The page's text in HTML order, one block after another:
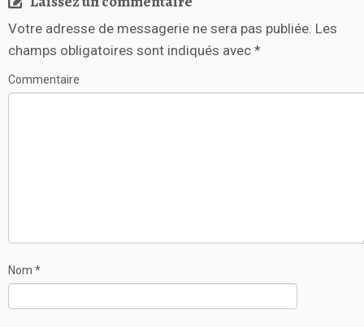
Votre adresse de messagerie ne sera pas publiée. Les
champs obligatoires sont indiqués avec *
Commentaire
Nom *